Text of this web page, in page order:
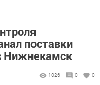
поставки
Нижнекамск
1026 0 0